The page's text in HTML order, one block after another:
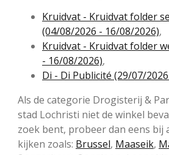
Kruidvat - Kruidvat folder
(04/08/2026 - 16/08/2026),
Kruidvat - Kruidvat folder
- 16/08/2026),
Di - Di Publicité (29/07/
Als de categorie Drogisterij &
stad Lochristi niet de winkel
zoek bent, probeer dan eens bij
kijken zoals: Brussel, Maaseik,